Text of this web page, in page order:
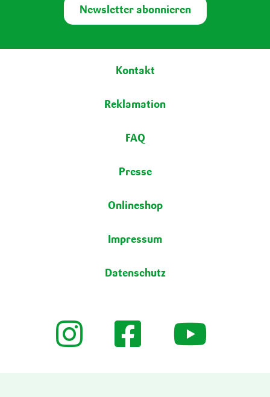
Newsletter abonnieren
FußbereichKontakt
Reklamation
FAQ
Presse
Onlineshop
Impressum
Datenschutz